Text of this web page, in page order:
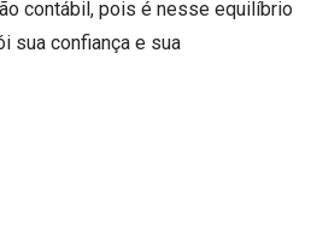
contábil, pois é nesse equilíbrio
sua confiança e sua